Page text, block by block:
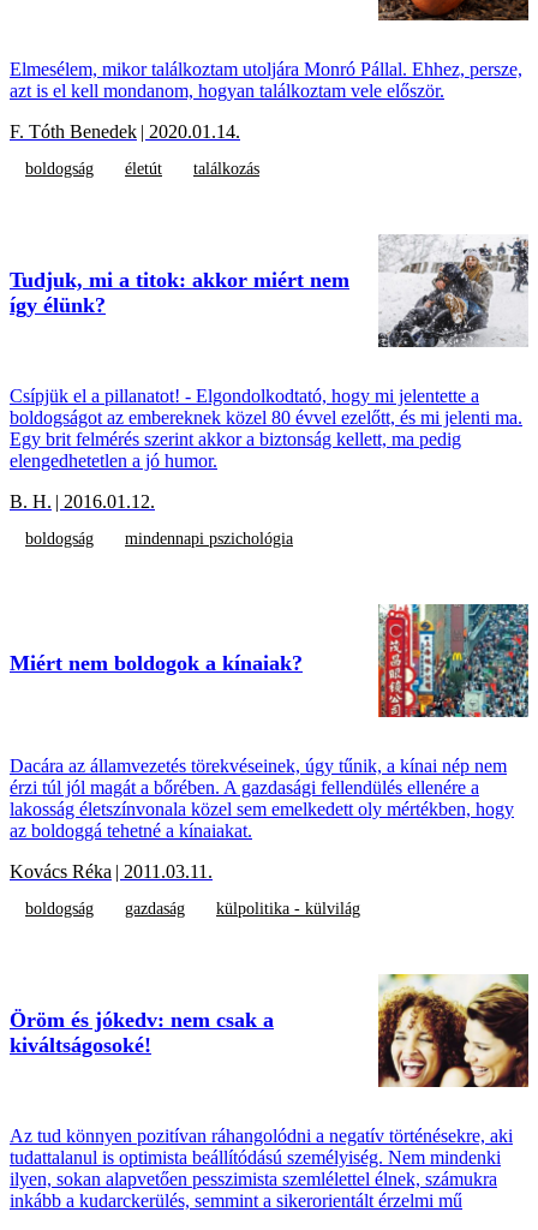
Elmesélem, mikor találkoztam utoljára Monró Pállal. Ehhez, persze,
azt is el kell mondanom, hogyan találkoztam vele először.
F. Tóth Benedek | 2020.01.14.
boldogság életút találkozás
Tudjuk, mi a titok: akkor miért nem
így élünk?
Csípjük el a pillanatot! - Elgondolkodtató, hogy mi jelentette a
boldogságot az embereknek közel 80 évvel ezelőtt, és mi jelenti ma.
Egy brit felmérés szerint akkor a biztonság kellett, ma pedig
elengedhetetlen a jó humor.
B. H. | 2016.01.12.
boldogság mindennapi pszichológia
Miért nem boldogok a kínaiak?
Dacára az államvezetés törekvéseinek, úgy tűnik, a kínai nép nem
érzi túl jól magát a bőrében. A gazdasági fellendülés ellenére a
lakosság életszínvonala közel sem emelkedett oly mértékben, hogy
az boldoggá tehetné a kínaiakat.
Kovács Réka | 2011.03.11.
boldogság gazdaság külpolitika - külvilág
Öröm és jókedv: nem csak a
kiváltságosoké!
Az tud könnyen pozitívan ráhangolódni a negatív történésekre, aki
tudattalanul is optimista beállítódású személyiség. Nem mindenki
ilyen, sokan alapvetően pesszimista szemlélettel élnek, számukra
inkább a kudarckerülés, semmint a sikerorientált érzelmi mű